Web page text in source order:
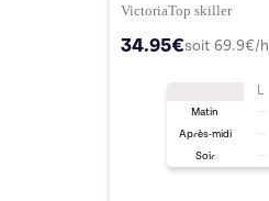
VictoriaTop skiller
34.95€soit 69.9€/h
L
Matin
Après-midi
Soir